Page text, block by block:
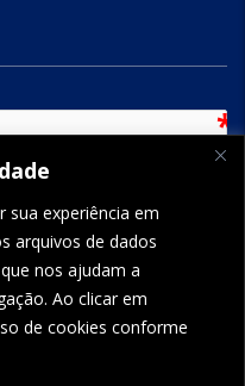
sua experiência em
arquivos de dados
nos ajudam a
Ao clicar em
de cookies conforme